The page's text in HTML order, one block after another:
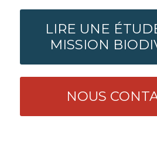
LIRE UNE
MISSION
NOUS